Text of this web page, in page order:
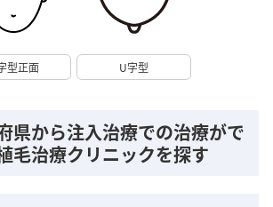
型正面 U字型
県から注入治療での治療がで
毛治療クリニックを探す